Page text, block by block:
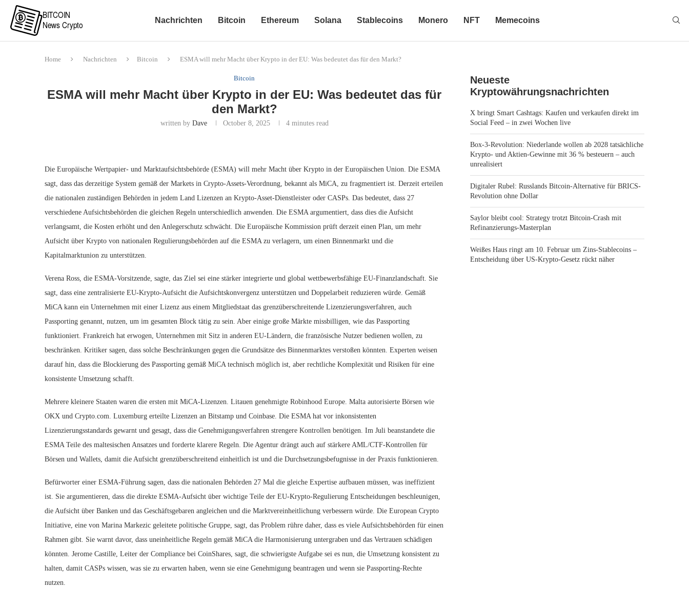
Nachrichten Bitcoin Ethereum Solana Stablecoins Monero NFT Memecoins
Home Nachrichten Bitcoin ESMA will mehr Macht über Krypto in der EU: Was bedeutet das für den Markt?
Bitcoin
ESMA will mehr Macht über Krypto in der EU: Was bedeutet das für
den Markt?
written by Dave October 8, 2025 4 minutes read
Die Europäische Wertpapier- und Marktaufsichtsbehörde (ESMA) will mehr Macht über Krypto in der Europäischen Union. Die ESMA
sagt, dass das derzeitige System gemäß der Markets in Crypto-Assets-Verordnung, bekannt als MiCA, zu fragmentiert ist. Derzeit erteilen
die nationalen zuständigen Behörden in jedem Land Lizenzen an Krypto-Asset-Dienstleister oder CASPs. Das bedeutet, dass 27
verschiedene Aufsichtsbehörden die gleichen Regeln unterschiedlich anwenden. Die ESMA argumentiert, dass dies die Aufsicht
verlangsamt, die Kosten erhöht und den Anlegerschutz schwächt. Die Europäische Kommission prüft derzeit einen Plan, um mehr
Aufsicht über Krypto von nationalen Regulierungsbehörden auf die ESMA zu verlagern, um einen Binnenmarkt und die
Kapitalmarktunion zu unterstützen.
Verena Ross, die ESMA-Vorsitzende, sagte, das Ziel sei eine stärker integrierte und global wettbewerbsfähige EU-Finanzlandschaft. Sie
sagt, dass eine zentralisierte EU-Krypto-Aufsicht die Aufsichtskonvergenz unterstützen und Doppelarbeit reduzieren würde. Gemäß
MiCA kann ein Unternehmen mit einer Lizenz aus einem Mitgliedstaat das grenzüberschreitende Lizenzierungsverfahren, auch
Passporting genannt, nutzen, um im gesamten Block tätig zu sein. Aber einige große Märkte missbilligen, wie das Passporting
funktioniert. Frankreich hat erwogen, Unternehmen mit Sitz in anderen EU-Ländern, die französische Nutzer bedienen wollen, zu
beschränken. Kritiker sagen, dass solche Beschränkungen gegen die Grundsätze des Binnenmarktes verstoßen könnten. Experten weisen
darauf hin, dass die Blockierung des Passporting gemäß MiCA technisch möglich ist, aber rechtliche Komplexität und Risiken für eine
konsistente Umsetzung schafft.
Mehrere kleinere Staaten waren die ersten mit MiCA-Lizenzen. Litauen genehmigte Robinhood Europe. Malta autorisierte Börsen wie
OKX und Crypto.com. Luxemburg erteilte Lizenzen an Bitstamp und Coinbase. Die ESMA hat vor inkonsistenten
Lizenzierungsstandards gewarnt und gesagt, dass die Genehmigungsverfahren strengere Kontrollen benötigen. Im Juli beanstandete die
ESMA Teile des maltesischen Ansatzes und forderte klarere Regeln. Die Agentur drängt auch auf stärkere AML/CTF-Kontrollen für
Börsen und Wallets, damit die Aufsicht grenzüberschreitend einheitlich ist und die Durchsetzungsbefugnisse in der Praxis funktionieren.
Befürworter einer ESMA-Führung sagen, dass die nationalen Behörden 27 Mal die gleiche Expertise aufbauen müssen, was ineffizient
ist. Sie argumentieren, dass die direkte ESMA-Aufsicht über wichtige Teile der EU-Krypto-Regulierung Entscheidungen beschleunigen,
die Aufsicht über Banken und das Geschäftsgebaren angleichen und die Marktvereinheitlichung verbessern würde. Die European Crypto
Initiative, eine von Marina Markezic geleitete politische Gruppe, sagt, das Problem rühre daher, dass es viele Aufsichtsbehörden für einen
Rahmen gibt. Sie warnt davor, dass uneinheitliche Regeln gemäß MiCA die Harmonisierung untergraben und das Vertrauen schädigen
könnten. Jerome Castille, Leiter der Compliance bei CoinShares, sagt, die schwierigste Aufgabe sei es nun, die Umsetzung konsistent zu
halten, damit CASPs wissen, was sie zu erwarten haben, wenn sie eine Genehmigung beantragen und wenn sie Passporting-Rechte
nutzen.
Neueste
Kryptowährungsnachrichten
X bringt Smart Cashtags: Kaufen und verkaufen direkt im
Social Feed – in zwei Wochen live
Box-3-Revolution: Niederlande wollen ab 2028 tatsächliche
Krypto- und Aktien-Gewinne mit 36 % besteuern – auch
unrealisiert
Digitaler Rubel: Russlands Bitcoin-Alternative für BRICS-
Revolution ohne Dollar
Saylor bleibt cool: Strategy trotzt Bitcoin-Crash mit
Refinanzierungs-Masterplan
Weißes Haus ringt am 10. Februar um Zins-Stablecoins –
Entscheidung über US-Krypto-Gesetz rückt näher